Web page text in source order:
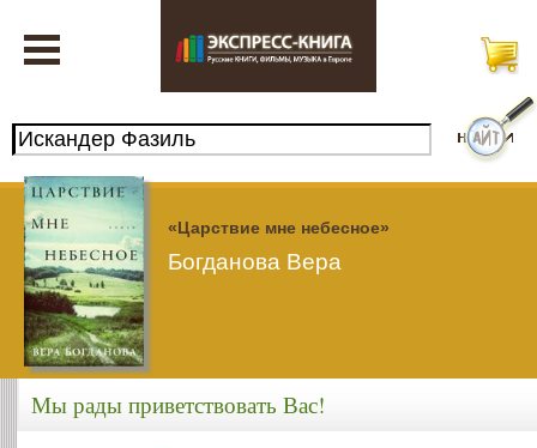
«Царствие мне небесное»
Богданова Вера
Мы рады приветствовать Вас!